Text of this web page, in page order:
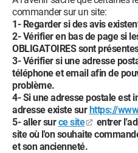
commander sur un site:
1- Regarder si des avis
2- Vérifier en bas de page si
OBLIGATOIRES sont
3- Vérifier si une adresse
téléphone et email afin de
problème.
4- Si une adresse postale est
adresse existe surhttps://
5- aller surce site
entrer
site où l'on souhaite
et son ancienneté.